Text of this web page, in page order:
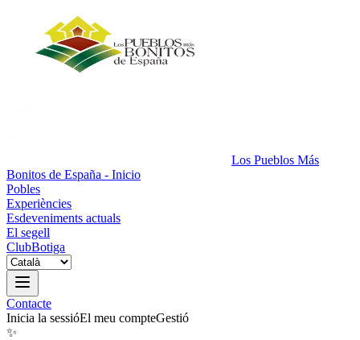
Los Pueblos Más
Bonitos de España - Inicio
Pobles
Experiències
Esdeveniments actuals
El segell
ClubBotiga
Contacte
Inicia la sessióEl meu compteGestió
✨